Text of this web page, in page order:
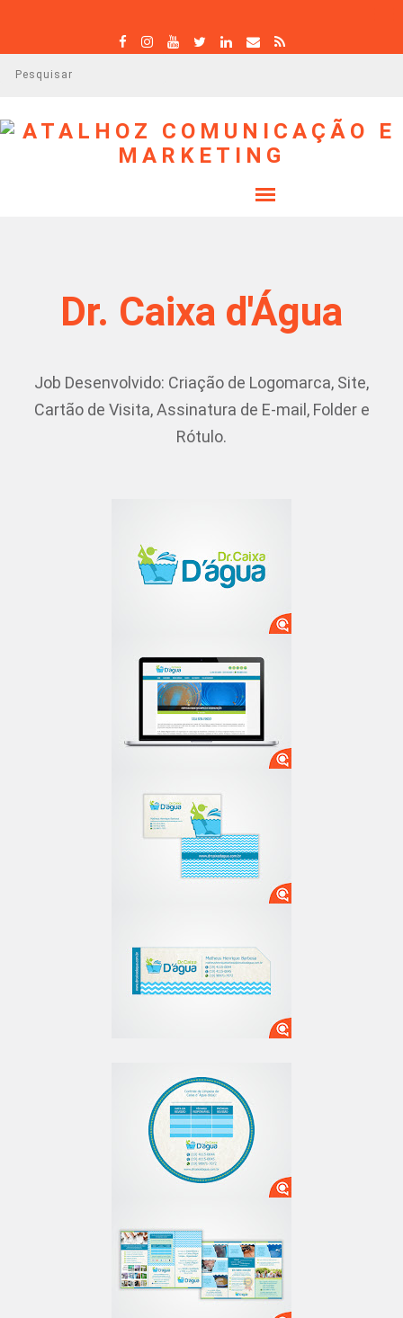
q
Dr. Caixa d'Água
Job Desenvolvido: Criação de Logomarca, Site,
Cartão de Visita, Assinatura de E-mail, Folder e
Rótulo.